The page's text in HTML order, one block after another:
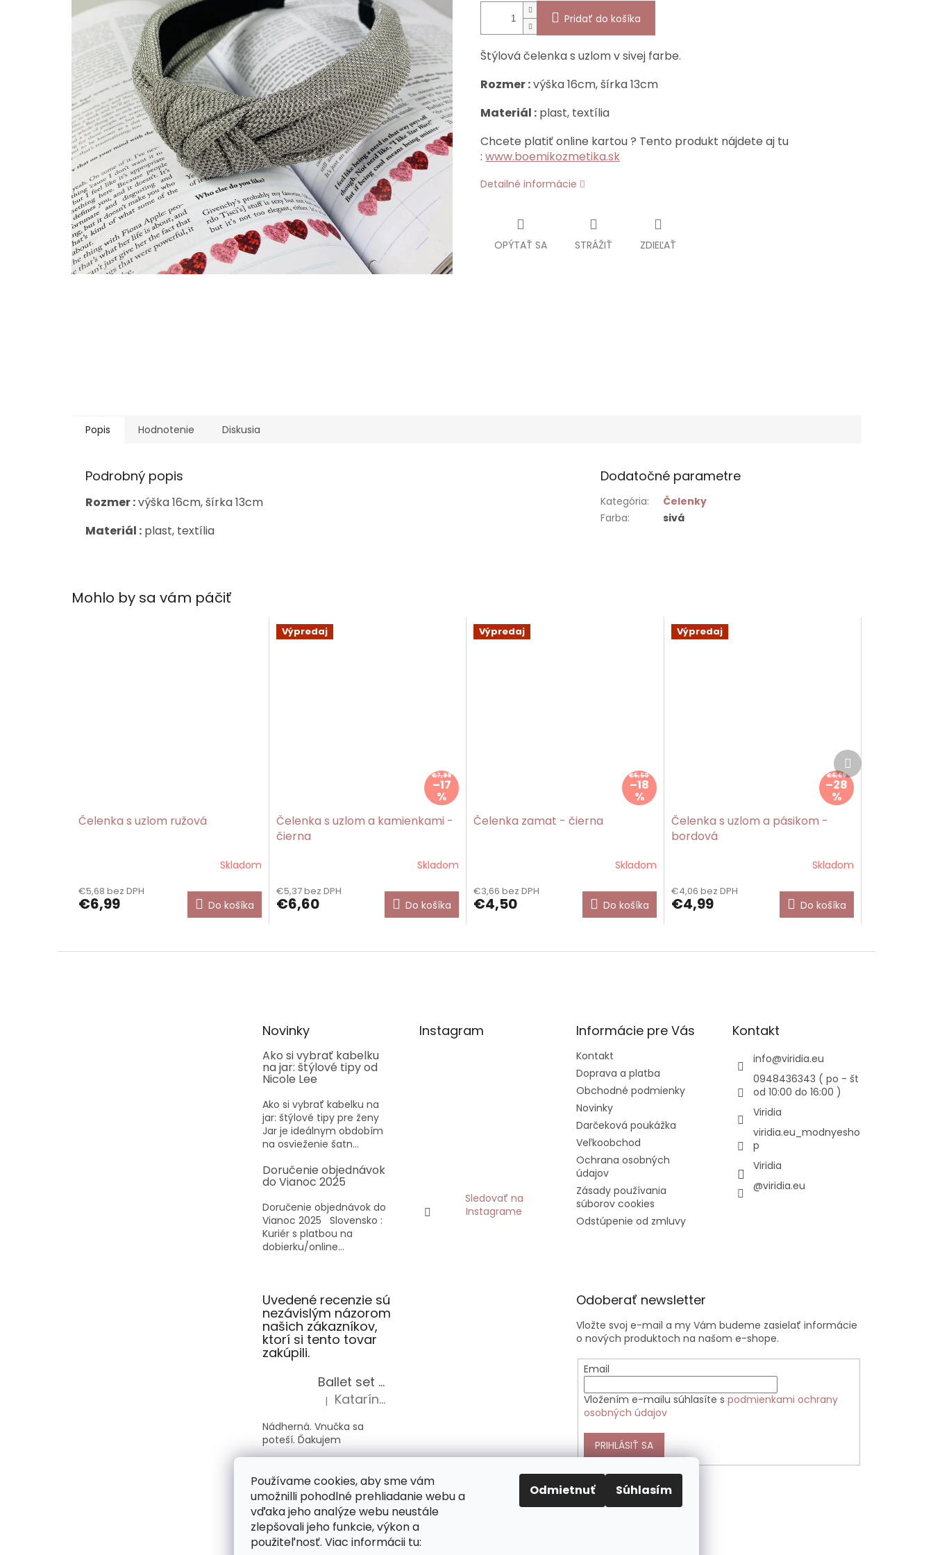
Používame cookies, aby sme vám
umožnilli pohodlné prehliadanie webu a
vďaka jeho analýze webu neustále
zlepšovali jeho funkcie, výkon a
použiteľnosť. Viac informácii tu:
Odmietnuť Súhlasím
Pridať do košíka
Štýlová čelenka s uzlom v sivej farbe.
Rozmer :výška 16cm, šírka 13cm
Materiál : plast, textília
Chcete platiť online kartou ? Tento produkt nájdete aj tu
: www.boemikozmetika.sk
Detailné informácie
OPÝTAŤ SA STRÁŽIŤ ZDIEĽAŤ
Mohlo by sa vám páčiť
Čelenka s uzlom ružová
Skladom
€5,68 bez DPH
€6,99 Do košíka
Výpredaj
€7,99
–17
%
Čelenka s uzlom a kamienkami -
čierna
Skladom
€5,37 bez DPH
€6,60 Do košíka
Výpredaj
€5,50
–18
%
Čelenka zamat - čierna
produktu
je
Skladom
€3,66 bez DPH
€4,50 Do košíka
Výpredaj
€6,99
–28
%
Čelenka s uzlom a pásikom -
bordová
Skladom
€4,06 bez DPH
€4,99 Do košíka
Ďalší
produkt
Popis Hodnotenie Diskusia
Podrobný popis
Rozmer :výška 16cm, šírka 13cm
Materiál : plast, textília
Dodatočné parametre
Kategória:
Čelenky
Farba: sivá
Novinky
Ako si vybrať kabelku
na jar: štýlové tipy od
Nicole Lee
Ako si vybrať kabelku na
jar: štýlové tipy pre ženy
Jar je ideálnym obdobím
na osvieženie šatn...
Doručenie objednávok
do Vianoc 2025
Doručenie objednávok do
Vianoc 2025 Slovensko :
Kuriér s platbou na
dobierku/online...
Instagram
Sledovať na
Instagrame
Informácie pre Vás
Kontakt
Doprava a platba
Obchodné podmienky
Novinky
Darčeková poukážka
Veľkoobchod
Ochrana osobných
údajov
Zásady používania
súborov cookies
Odstúpenie od zmluvy
Kontakt
info@viridia.eu
0948436343 ( po - št
od 10:00 do 16:00 )
Viridia
viridia.eu_modnyesho
p
Viridia
@viridia.eu
Uvedené recenzie sú
nezávislým názorom
našich zákazníkov,
ktorí si tento tovar
zakúpili.
Ballet set školská taška, nerezová fľaša a plný peračník s motívom baletky pre dievča
Hodnotenie produktu je 5 z 5 hviezdičiek.
| Katarína Sz.
Nádherná. Vnučka sa
poteší. Ďakujem
Hodnotenie produktu je 5 z 5 hviezdičiek.
| Alica Sz.
Kabelky Anekke sú veľmi
krásne a s nimi si vás
každý všimne. Táto
Odoberať newsletter
Vložte svoj e-mail a my Vám budeme zasielať informácie
o nových produktoch na našom e-shope.
Email
Vložením e-mailu súhlasíte spodmienkami ochrany
osobných údajov
PRIHLÁSIŤ SA